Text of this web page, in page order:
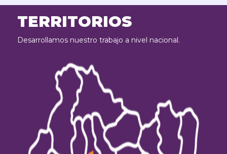
TERRITORIOS
Desarrollamos nuestro trabajo a nivel nacional.